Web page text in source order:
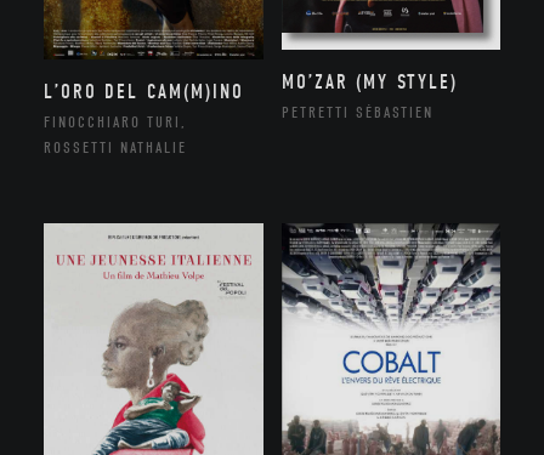
L’ORO DEL CAM(M)INO
FINOCCHIARO TURI,
ROSSETTI NATHALIE
MO’ZAR (MY STYLE)
PETRETTI SÉBASTIEN